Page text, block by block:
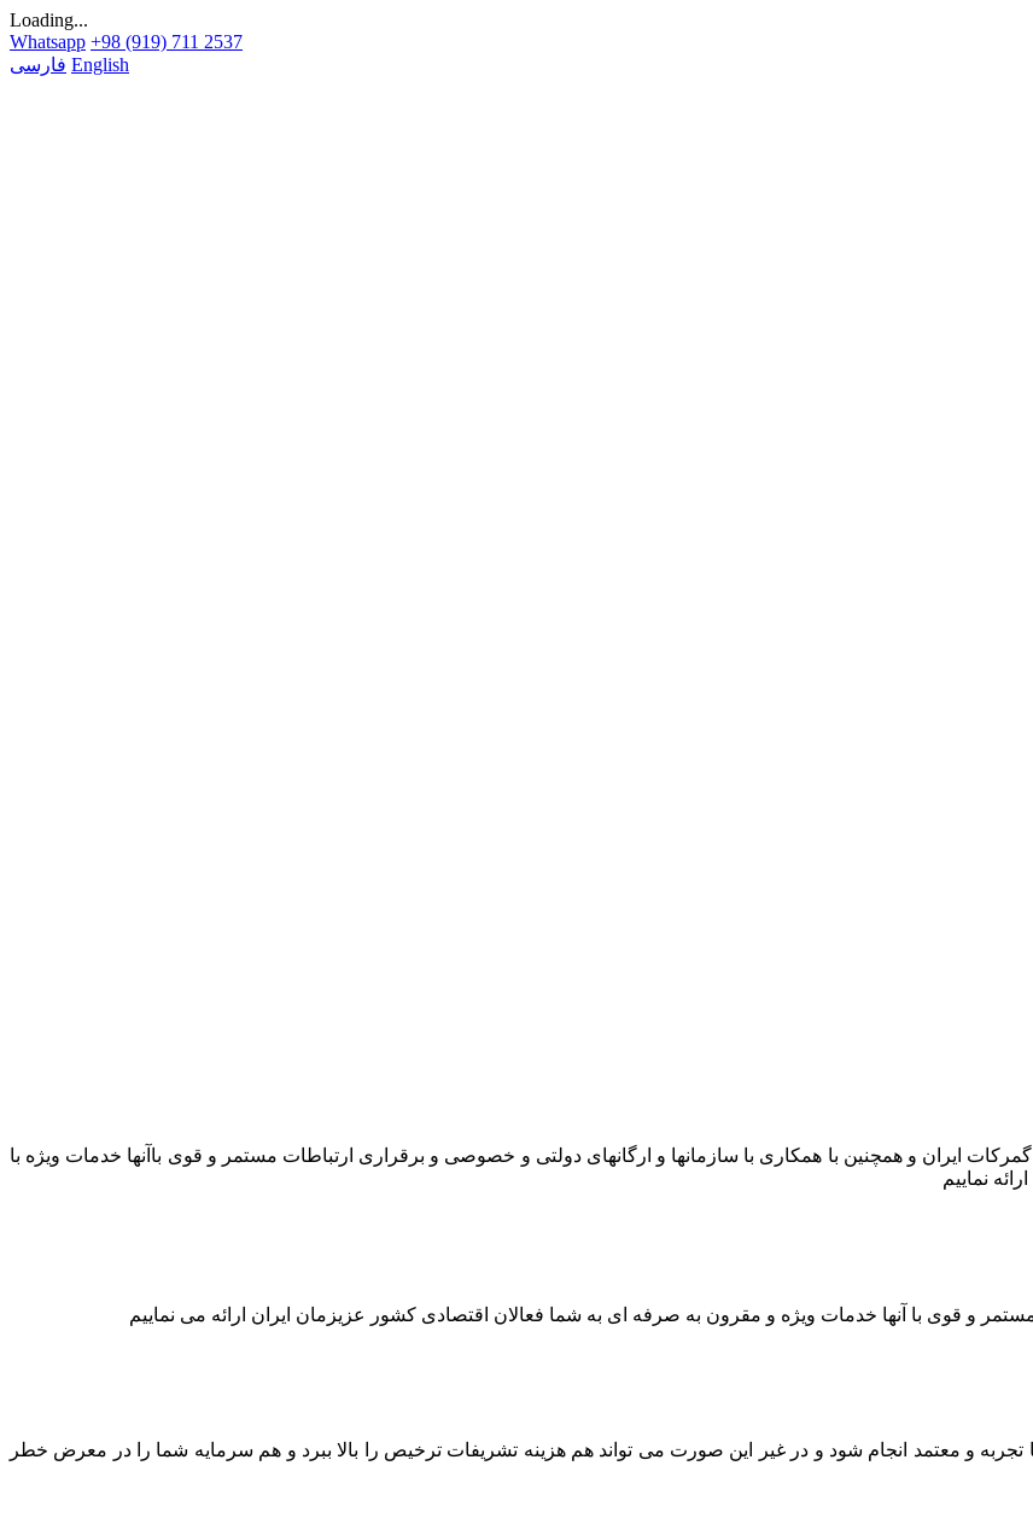
Loading...
Whatsapp +98 (919) 711 2537
فارسی English
گمرکات ایران و همچنین با همکاری با سازمانها و ارگانهای دولتی و خصوصی و برقراری ارتباطات مستمر و قوی باآنها خدمات ویژه با
نماییم
و قوی با آنها خدمات ویژه و مقرون به صرفه ای به شما فعالان اقتصادی کشور عزیزمان ایران ارائه می نماییم
و معتمد انجام شود و در غیر این صورت می تواند هم هزینه تشریفات ترخیص را بالا ببرد و هم سرمایه شما را در معرض خطر